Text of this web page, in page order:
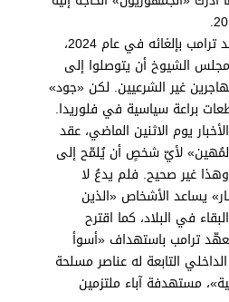
وهو ما أمر المرشح آنذاك دونالد ترامب بإلغائه في عام 2024،
الشيوخ أن يتوصلوا إلى
غير الشرعيين. لكن «جود»
براعة سياسية في فلوريدا.
يوم الاثنين الماضي، عقد
لأيّ شخصٍ أن يُلمّح إلى
غير صحيح. فلم يدعُ لا
يساعد الأشخاص «الذين
في البلاد، كما اقترح
ترامب باستهداف «أسوأ
التابعة له عناصر مسلحة
مستهدفة آباء ملتزمين